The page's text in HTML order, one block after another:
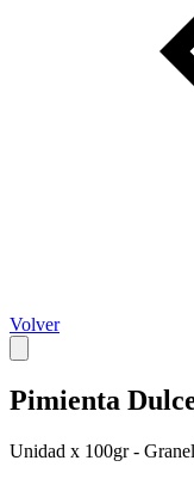
Volver
Pimienta
Unidad x 100gr -